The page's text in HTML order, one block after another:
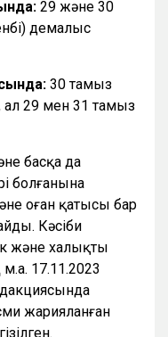
29 және 30
демалыс
30 тамыз
ал 29 мен 31 тамыз
басқа да
болғанына
оған қатысы бар
Кәсіби
және халықты
м.а. 17.11.2023
жарияланған